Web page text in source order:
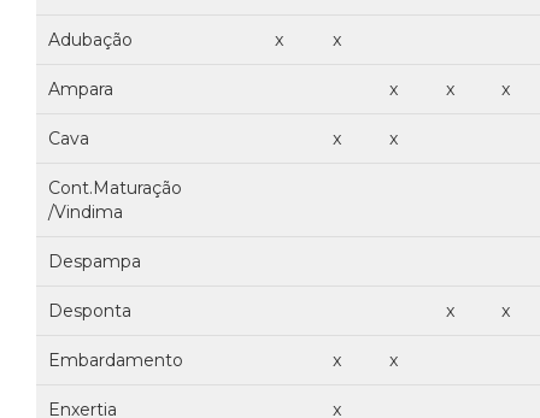
Adubação x x
Ampara x x x
Cava x x
Cont.Maturação
/Vindima
Despampa
Desponta x x
Embardamento x x
Enxertia x